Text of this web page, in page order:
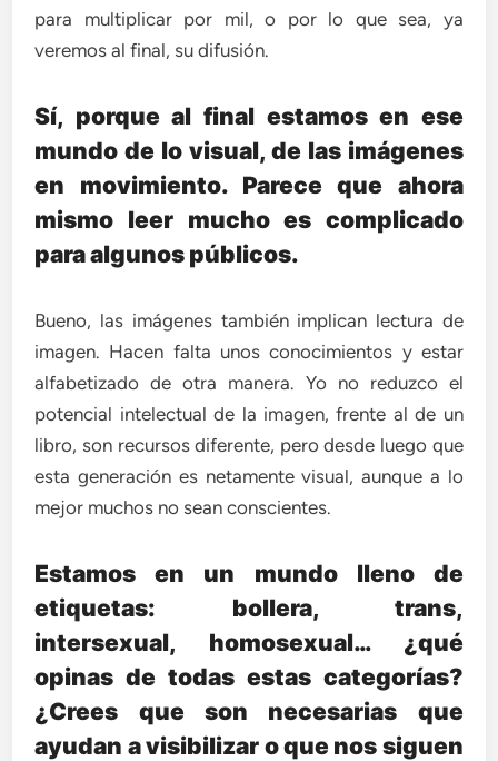
para multiplicar por mil, o por lo que sea, ya
veremos al final, su difusión.
Sí, porque al final estamos en ese
mundo de lo visual, de las imágenes
en movimiento. Parece que ahora
mismo leer mucho es complicado
para algunos públicos.
Bueno, las imágenes también implican lectura de
imagen. Hacen falta unos conocimientos y estar
alfabetizado de otra manera. Yo no reduzco el
potencial intelectual de la imagen, frente al de un
libro, son recursos diferente, pero desde luego que
esta generación es netamente visual, aunque a lo
mejor muchos no sean conscientes.
Estamos en un mundo lleno de
etiquetas: bollera, trans,
intersexual, homosexual… ¿qué
opinas de todas estas categorías?
¿Crees que son necesarias que
ayudan a visibilizar o que nos siguen